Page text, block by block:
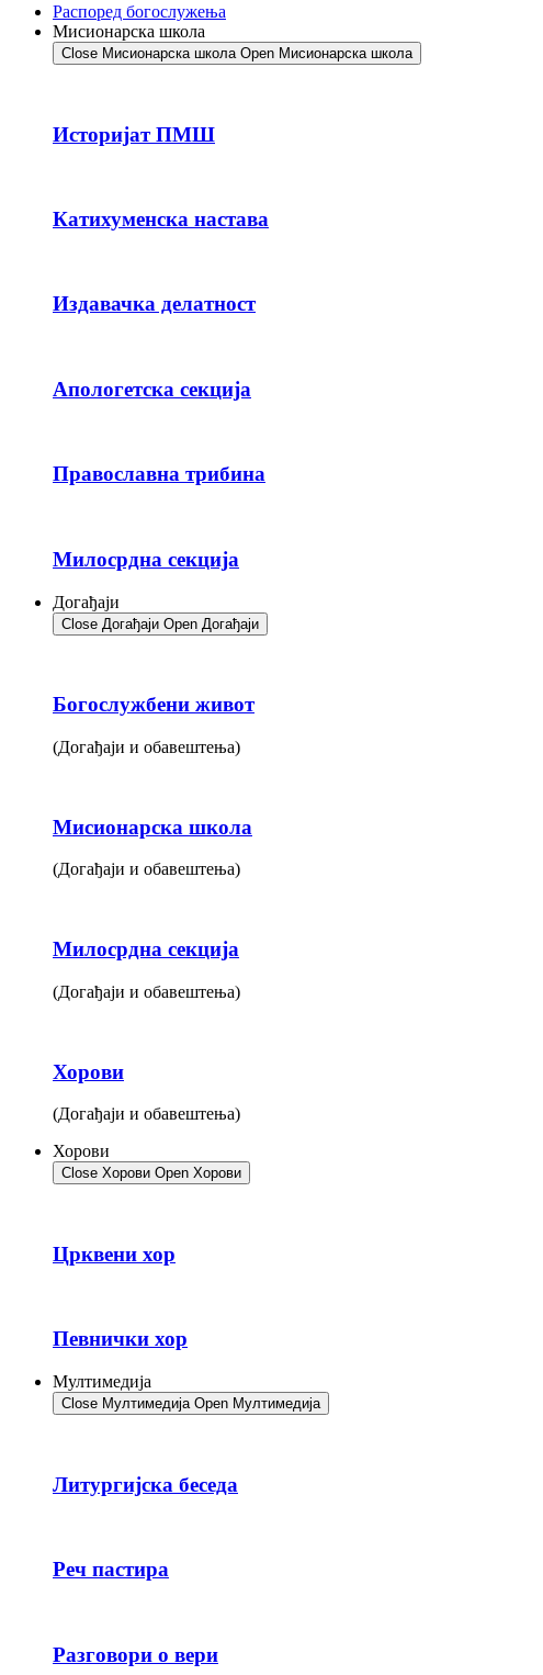
Распоред богослужења
Мисионарска школа
Close Мисионарска школа Open Мисионарска школа
Историјат ПМШ
Катихуменска настава
Издавачка делатност
Апологетска секција
Православна трибина
Милосрдна секција
Догађаји
Close Догађаји Open Догађаји
Богослужбени живот
(Догађаји и обавештења)
Мисионарска школа
(Догађаји и обавештења)
Милосрдна секција
(Догађаји и обавештења)
Хорови
(Догађаји и обавештења)
Хорови
Close Хорови Open Хорови
Црквени хор
Певнички хор
Мултимедија
Close Мултимедија Open Мултимедија
Литургијска беседа
Реч пастира
Разговори о вери